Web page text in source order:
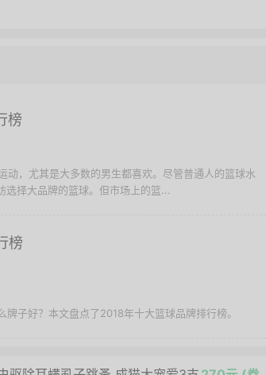
榜
，尤其是大多数的男生都喜欢。尽管普通人的篮球水
选择大品牌的篮球。但市场上的篮...
榜
子好？本文盘点了2018年十大篮球品牌排行榜。